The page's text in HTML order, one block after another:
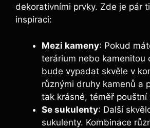
dekorativními prvky. ‌Zde je pár
inspiraci:
Mezi⁤ kameny: Pokud
terárium nebo kamenitou
bude vypadat skvěle v
různými ⁣druhy kamenů‌ a‍
tak krásné, téměř ⁣pouštní⁣
Se sukulenty: Další
‌sukulenty.⁣ Kombinace